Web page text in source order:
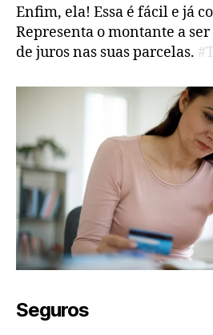
Enfim, ela! Essa é fácil e já
Representa o montante a
de juros nas suas parcelas.
Seguros